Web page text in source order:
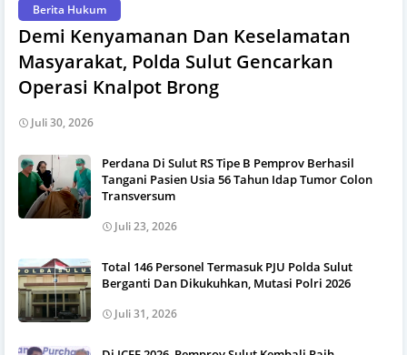
Berita Hukum
Demi Kenyamanan Dan Keselamatan
Masyarakat, Polda Sulut Gencarkan
Operasi Knalpot Brong
Juli 30, 2026
Perdana Di Sulut RS Tipe B Pemprov Berhasil
Tangani Pasien Usia 56 Tahun Idap Tumor Colon
Transversum
Juli 23, 2026
Total 146 Personel Termasuk PJU Polda Sulut
Berganti Dan Dikukuhkan, Mutasi Polri 2026
Juli 31, 2026